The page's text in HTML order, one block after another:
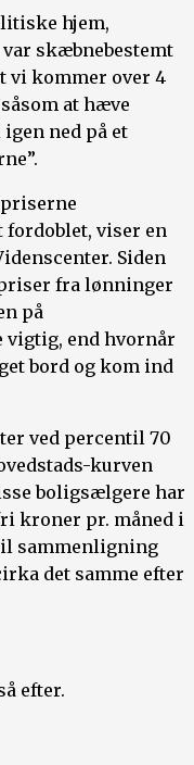
hjem,
skæbnebestemt
vi kommer over 4
at hæve
ned på et
viser en
Siden
fra lønninger
på
vigtig, end hvornår
bord og kom ind
ved percentil 70
kurven
boligsælgere har
kroner pr. måned i
sammenligning
det samme efter
efter.